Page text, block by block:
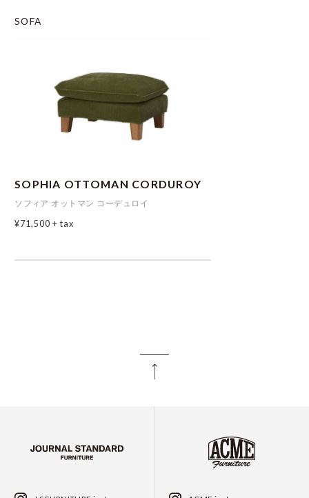
SOFA
SOPHIA OTTOMAN CORDUROY
ソフィア オットマン コーデュロイ
¥71,500+ tax